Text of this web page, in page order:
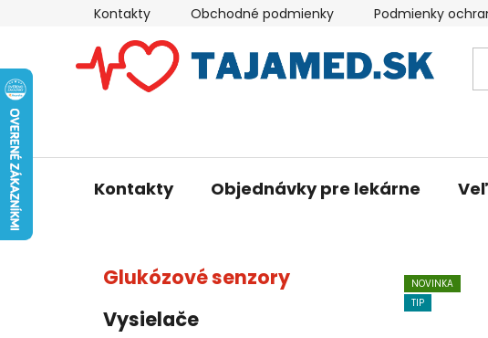
Kontakty Obchodné podmienky Podmienky
Kontakty Objednávky pre lekárne
Preskočiť
kategórie
Glukózové senzory
Vysielače
NOVINKA
TIP